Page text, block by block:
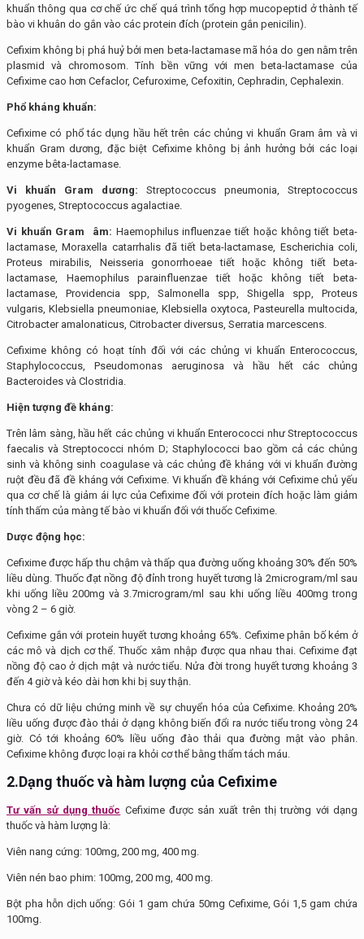
khuẩn thông qua cơ chế ức chế quá trình tổng hợp mucopeptid ở thành tế
bào vi khuân do gắn vào các protein đích (protein gắn penicilin).
Cefixim không bị phá huỷ bởi men beta-lactamase mã hóa do gen nằm trên
plasmid và chromosom. Tính bền vững với men beta-lactamase của
Cefixime cao hơn Cefaclor, Cefuroxime, Cefoxitin, Cephradin, Cephalexin.
Phổ kháng khuẩn:
Cefixime có phổ tác dụng hầu hết trên các chủng vi khuẩn Gram âm và vi
khuẩn Gram dương, đặc biệt Cefixime không bị ảnh hưởng bởi các loại
enzyme bêta-lactamase.
Vi khuẩn Gram dương: Streptococcus pneumonia, Streptococcus
pyogenes, Streptococcus agalactiae.
Vi khuẩn Gram âm: Haemophilus influenzae tiết hoặc không tiết beta-
lactamase, Moraxella catarrhalis đã tiết beta-lactamase, Escherichia coli,
Proteus mirabilis, Neisseria gonorrhoeae tiết hoặc không tiết beta-
lactamase, Haemophilus parainfluenzae tiết hoặc không tiết beta-
lactamase, Providencia spp, Salmonella spp, Shigella spp, Proteus
vulgaris, Klebsiella pneumoniae, Klebsiella oxytoca, Pasteurella multocida,
Citrobacter amalonaticus, Citrobacter diversus, Serratia marcescens.
Cefixime không có hoạt tính đối với các chủng vi khuẩn Enterococcus,
Staphylococcus, Pseudomonas aeruginosa và hầu hết các chủng
Bacteroides và Clostridia.
Hiện tượng đề kháng:
Trên lâm sàng, hầu hết các chủng vi khuẩn Enterococci như Streptococcus
faecalis và Streptococci nhóm D; Staphylococci bao gồm cả các chủng
sinh và không sinh coagulase và các chủng đề kháng với vi khuẩn đường
ruột đều đã đề kháng với Cefixime. Vi khuẩn đề kháng với Cefixime chủ yếu
qua cơ chế là giảm ái lực của Cefixime đối với protein đích hoặc làm giảm
tính thấm của màng tế bào vi khuẩn đối với thuốc Cefixime.
Dược động học:
Cefixime được hấp thu chậm và thấp qua đường uống khoảng 30% đến 50%
liều dùng. Thuốc đạt nồng độ đỉnh trong huyết tương là 2microgram/ml sau
khi uống liều 200mg và 3.7microgram/ml sau khi uống liều 400mg trong
vòng 2 – 6 giờ.
Cefixime gắn với protein huyết tương khoảng 65%. Cefixime phân bố kém ở
các mô và dịch cơ thể. Thuốc xâm nhập được qua nhau thai. Cefixime đạt
nồng độ cao ở dịch mật và nước tiểu. Nửa đời trong huyết tương khoảng 3
đến 4 giờ và kéo dài hơn khi bị suy thận.
Chưa có dữ liệu chứng minh về sự chuyển hóa của Cefixime. Khoảng 20%
liều uống được đào thải ở dạng không biến đổi ra nước tiểu trong vòng 24
giờ. Có tới khoảng 60% liều uống đào thải qua đường mật vào phân.
Cefixime không được loại ra khỏi cơ thể bằng thẩm tách máu.
2.Dạng thuốc và hàm lượng của Cefixime
Tư vấn sử dụng thuốc Cefixime được sản xuất trên thị trường với dạng
thuốc và hàm lượng là:
Viên nang cứng: 100mg, 200 mg, 400 mg.
Viên nén bao phim: 100mg, 200 mg, 400 mg.
Bột pha hỗn dịch uống: Gói 1 gam chứa 50mg Cefixime, Gói 1,5 gam chứa
100mg.